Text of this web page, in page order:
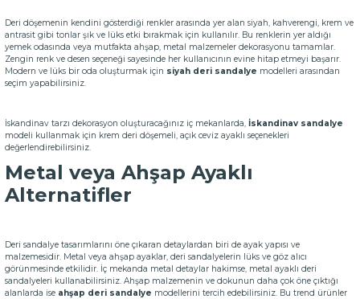
Deri döşemenin kendini gösterdiği renkler arasında yer alan siyah, kahverengi, krem ve
antrasit gibi tonlar şık ve lüks etki bırakmak için kullanılır. Bu renklerin yer aldığı
yemek odasında veya mutfakta ahşap, metal malzemeler dekorasyonu tamamlar.
Zengin renk ve desen seçeneği sayesinde her kullanıcının evine hitap etmeyi başarır.
Modern ve lüks bir oda oluşturmak için siyah deri sandalye modelleri arasından
seçim yapabilirsiniz.
İskandinav tarzı dekorasyon oluşturacağınız iç mekanlarda, İskandinav sandalye
modeli kullanmak için krem deri döşemeli, açık ceviz ayaklı seçenekleri
değerlendirebilirsiniz.
Metal veya Ahşap Ayaklı
Alternatifler
Deri sandalye tasarımlarını öne çıkaran detaylardan biri de ayak yapısı ve
malzemesidir. Metal veya ahşap ayaklar, deri sandalyelerin lüks ve göz alıcı
görünmesinde etkilidir. İç mekanda metal detaylar hakimse, metal ayaklı deri
sandalyeleri kullanabilirsiniz. Ahşap malzemenin ve dokunun daha çok öne çıktığı
alanlarda ise ahşap deri sandalye modellerini tercih edebilirsiniz. Bu trend ürünler